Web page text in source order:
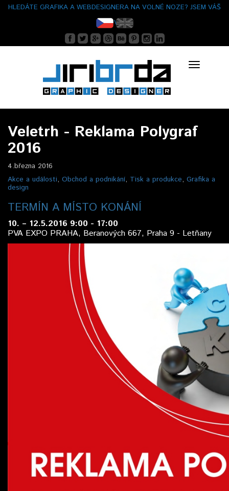
HLEDÁTE GRAFIKA A WEBDESIGNERA NA VOLNÉ NOZE? JSEM VÁŠ
ČLOVĚK.
Toggle
Veletrh - Reklama Polygraf
2016
4.března 2016
Akce a události, Obchod a podnikání, Tisk a produkce, Grafika a
design
TERMÍN A MÍSTO KONÁNÍ
10. – 12.5.2016 9:00 - 17:00
PVA EXPO PRAHA, Beranových 667, Praha 9 - Letňany